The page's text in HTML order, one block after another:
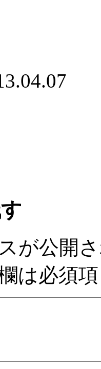
が公開
は必須